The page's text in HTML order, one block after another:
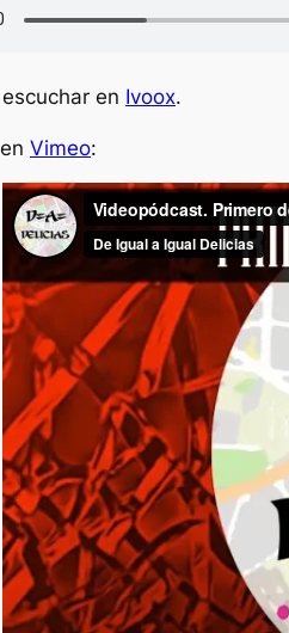
en Ivoox.
Vimeo: